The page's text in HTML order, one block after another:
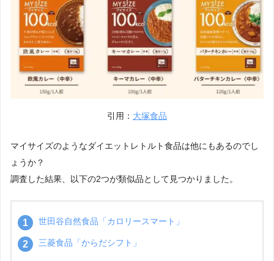
引用： 大塚食品
マイサイズのようなダイエットレトルト食品は他にもあるのでし
ょうか？
調査した結果、以下の2つが類似品として見つかりました。
世田谷自然食品「カロリースマート」
三菱食品「からだシフト」